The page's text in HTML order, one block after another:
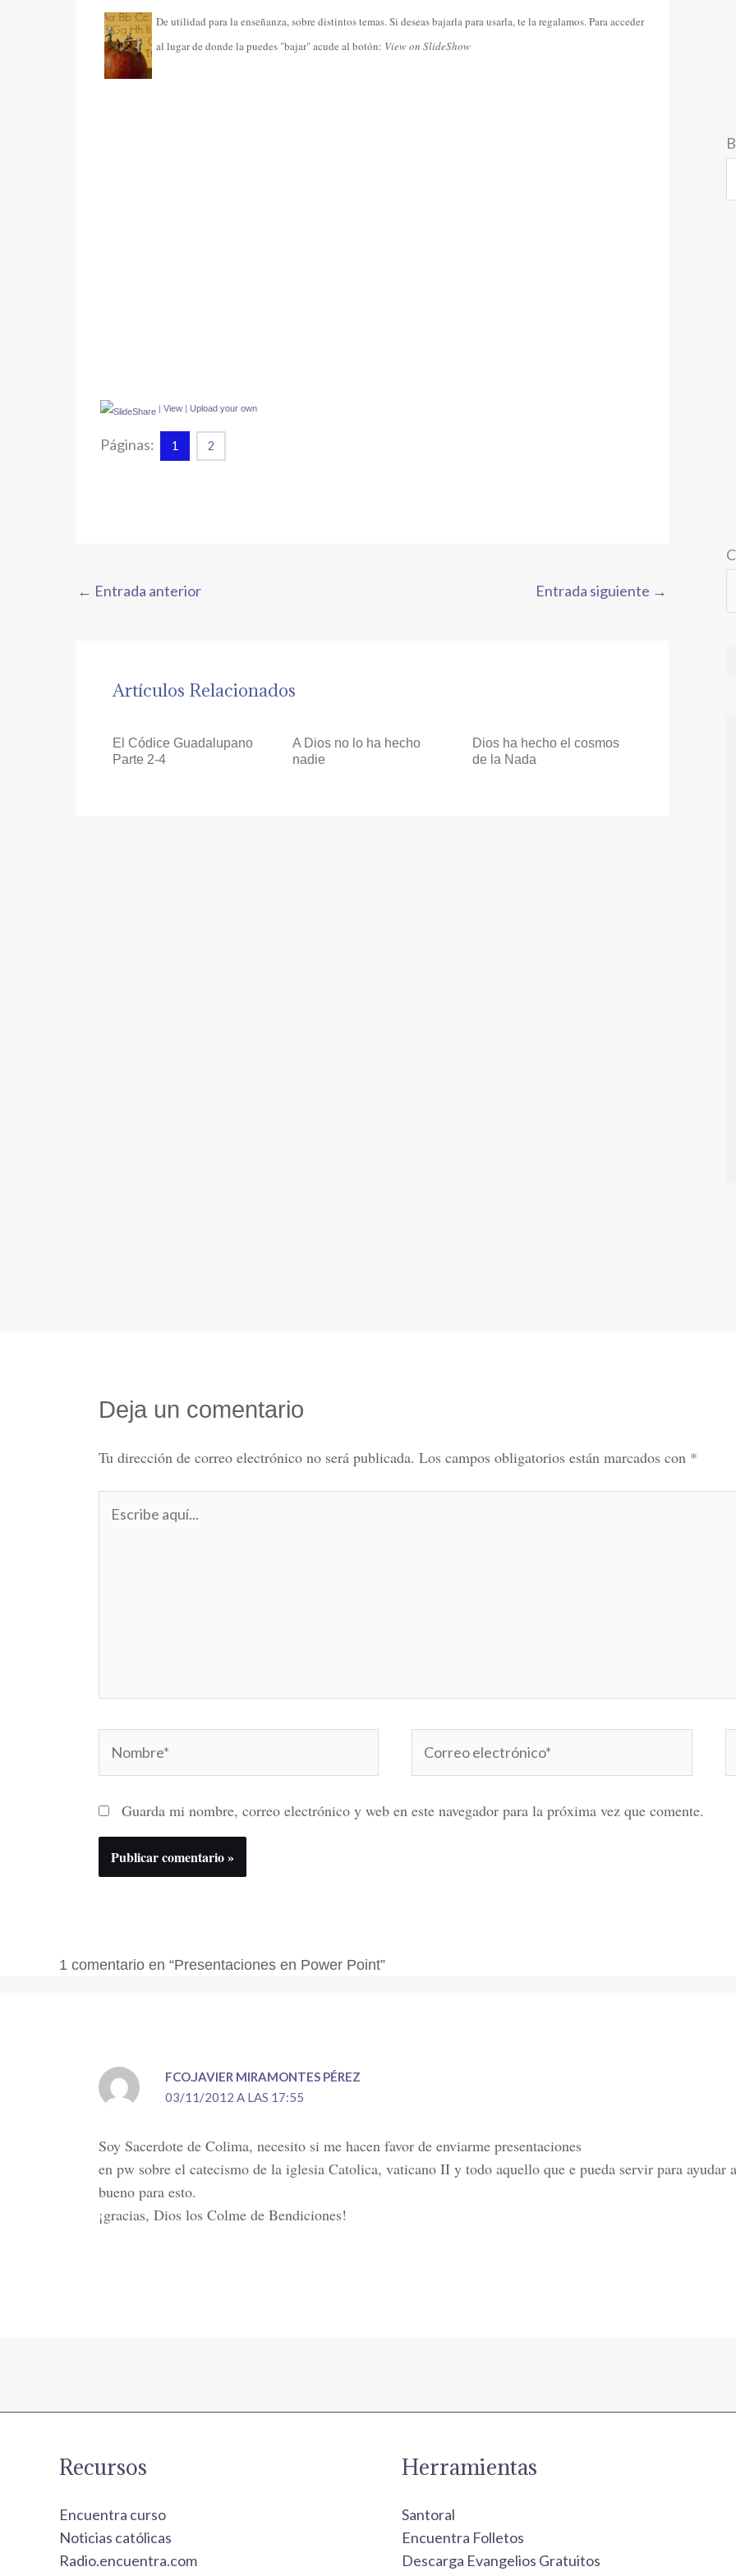
De utilidad para la enseñanza, sobre distintos temas. Si deseas bajarla para usarla, te la regalamos. Para acceder
al lugar de donde la puedes "bajar" acude al botón: View on SlideShow
View Upload your own
Páginas: 1 2
← Entrada anterior Entrada siguiente →
Artículos Relacionados
El Códice Guadalupano
Parte 2-4
A Dios no lo ha hecho
nadie
Dios ha hecho el cosmos
de la Nada
Deja un comentario
Tu dirección de correo electrónico no será publicada. Los campos obligatorios están marcados con *
aquí...
electrónico*
Guarda mi nombre, correo electrónico y web en este navegador para la próxima vez que comente.
1 comentario en “Presentaciones en Power Point”
FCO.JAVIER MIRAMONTES PÉREZ
03/11/2012 A LAS 17:55
Soy Sacerdote de Colima, necesito si me hacen favor de enviarme presentaciones
en pw sobre el catecismo de la iglesia Catolica, vaticano II y todo aquello que e pueda servir para
bueno para esto.
¡gracias, Dios los Colme de Bendiciones!
Recursos
Encuentra curso
Noticias católicas
Radio.encuentra.com
Herramientas
Santoral
Encuentra Folletos
Descarga Evangelios Gratuitos